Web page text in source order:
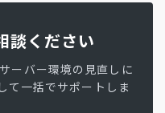
談ください
ーバー環境の見直しに
て一括でサポートしま